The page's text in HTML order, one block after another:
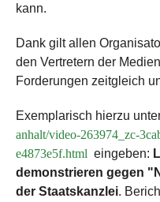
kann.
Dank gilt allen
den Vertretern der
Forderungen zeitgleich
Exemplarisch hierzu
anhalt/video-263974_zc-
e4873e5f.html eingeben:
demonstrieren gegen
der Staatskanzlei.